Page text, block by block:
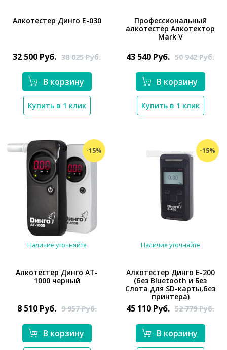
*}
Алкотестер Динго Е-030
32 500 Руб. 38 025Руб.
В корзину
Купить в 1 клик
*}
Профессиональный
алкотестер Алкотектор
Mark V
43 540 Руб. 50 942Руб.
В корзину
Купить в 1 клик
-15%
Наличие уточняйте
Алкотестер Динго AT-
1000 черный
8 510 Руб. 9 957Руб.
В корзину
-15%
*}
Наличие уточняйте
Алкотестер Динго Е-200
(без Bluetooth и Без
Слота для SD-карты,без
принтера)
45 110 Руб. 52 779Руб.
В корзину